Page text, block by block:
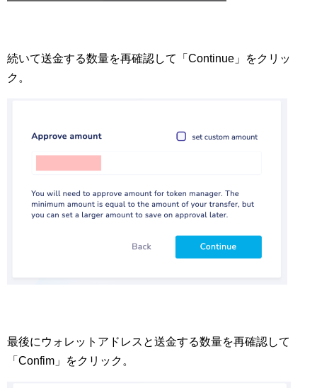
続いて送金する数量を再確認して「Continue」をクリッ
ク。
最後にウォレットアドレスと送金する数量を再確認して
「Confim」をクリック。